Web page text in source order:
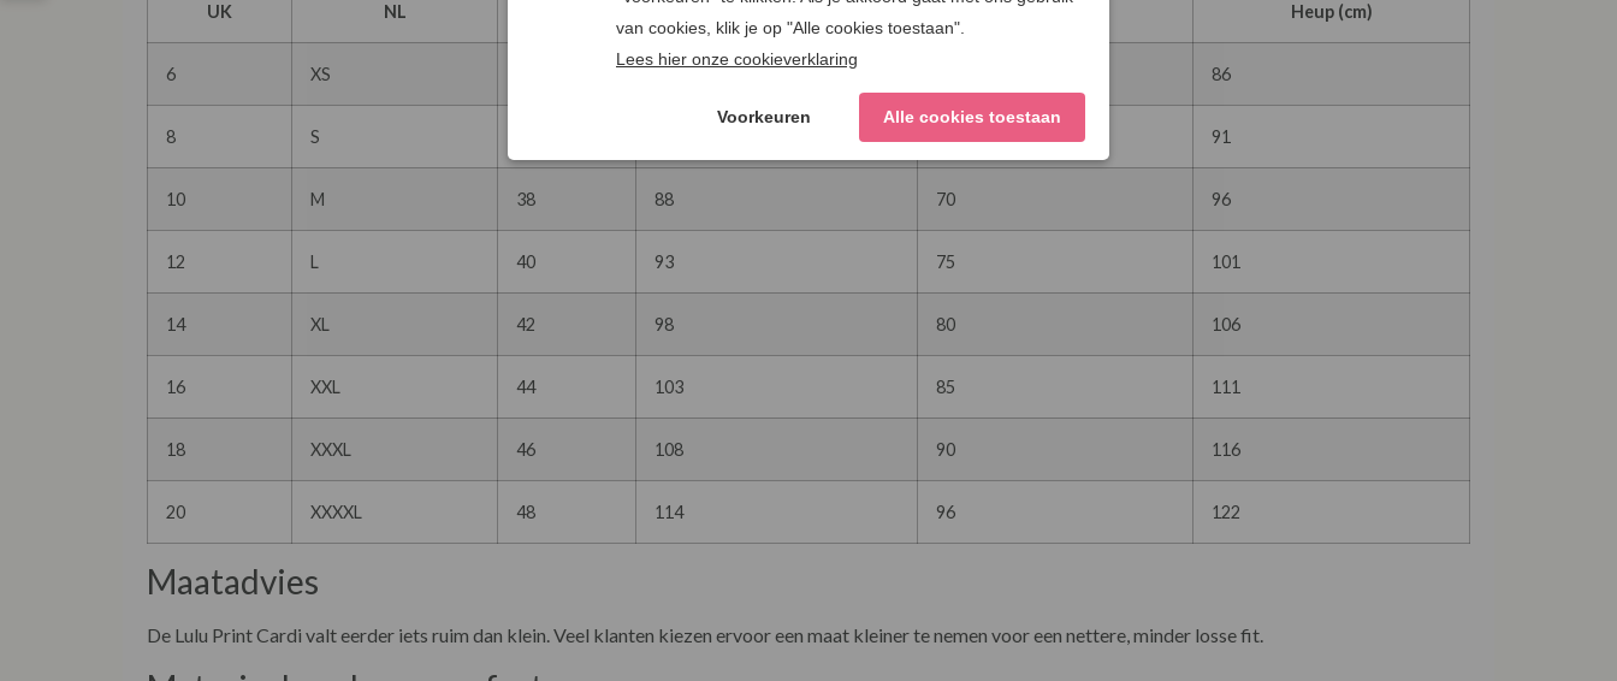
UK NL Taille (cm) Heup (cm)
6 XS 78 86
8 S 91
10 M 38 88 70 96
12 L 40 93 75 101
14 XL 42 98 80 106
16 XXL 44 103 85 111
18 XXXL 46 108 90 116
20 XXXXL 48 114 96 122
Maatadvies
De Lulu Print Cardi valt eerder iets ruim dan klein. Veel klanten kiezen ervoor een maat kleiner te nemen voor een nettere, minder losse fit.